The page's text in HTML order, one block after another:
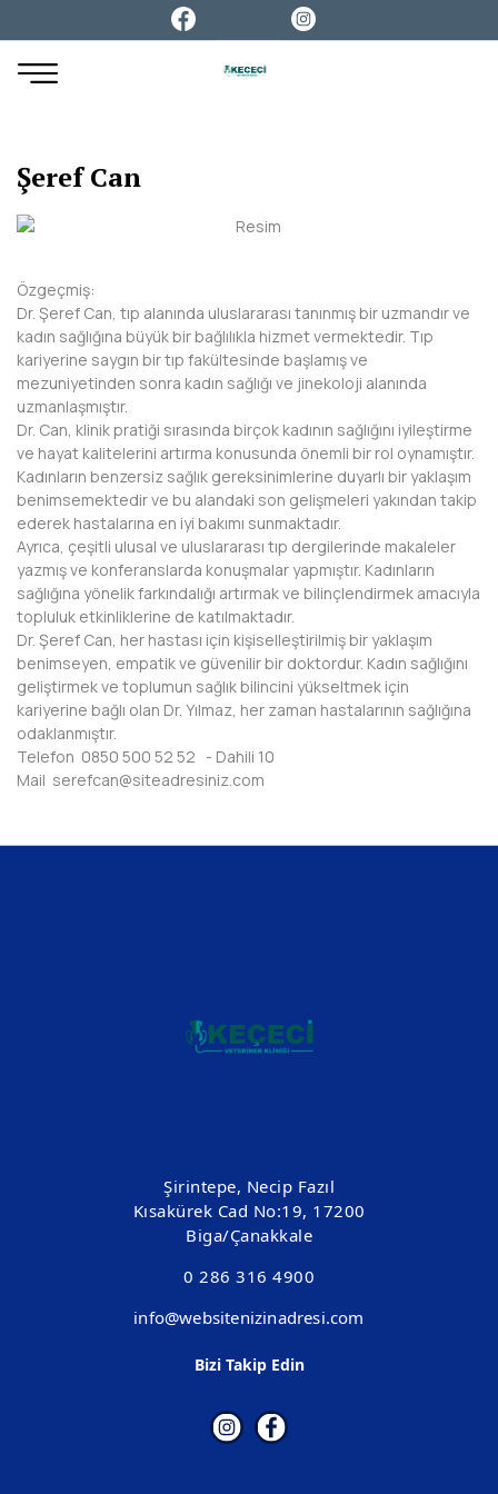
Şeref Can
Özgeçmiş:
Dr. Şeref Can, tıp alanında uluslararası tanınmış bir uzmandır ve
kadın sağlığına büyük bir bağlılıkla hizmet vermektedir. Tıp
kariyerine saygın bir tıp fakültesinde başlamış ve
mezuniyetinden sonra kadın sağlığı ve jinekoloji alanında
uzmanlaşmıştır.
Dr. Can, klinik pratiği sırasında birçok kadının sağlığını iyileştirme
ve hayat kalitelerini artırma konusunda önemli bir rol oynamıştır.
Kadınların benzersiz sağlık gereksinimlerine duyarlı bir yaklaşım
benimsemektedir ve bu alandaki son gelişmeleri yakından takip
ederek hastalarına en iyi bakımı sunmaktadır.
Ayrıca, çeşitli ulusal ve uluslararası tıp dergilerinde makaleler
yazmış ve konferanslarda konuşmalar yapmıştır. Kadınların
sağlığına yönelik farkındalığı artırmak ve bilinçlendirmek amacıyla
topluluk etkinliklerine de katılmaktadır.
Dr. Şeref Can, her hastası için kişiselleştirilmiş bir yaklaşım
benimseyen, empatik ve güvenilir bir doktordur. Kadın sağlığını
geliştirmek ve toplumun sağlık bilincini yükseltmek için
kariyerine bağlı olan Dr. Yılmaz, her zaman hastalarının sağlığına
odaklanmıştır.
Telefon 0850 500 52 52 - Dahili 10
Mail serefcan@siteadresiniz.com
Şirintepe, Necip Fazıl
Kısakürek Cad No:19, 17200
Biga/Çanakkale
0 286 316 4900
info@websitenizinadresi.com
Bizi Takip Edin